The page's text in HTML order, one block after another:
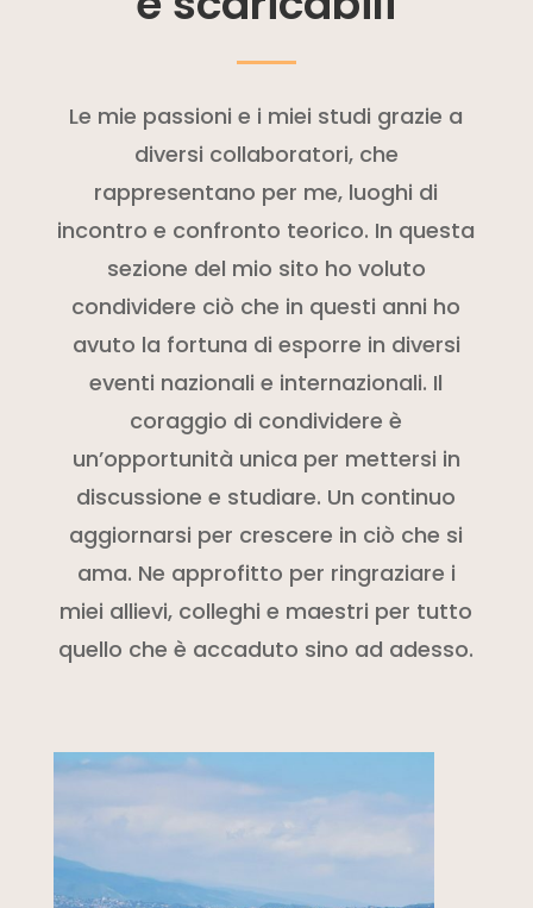
Le mie passioni e i miei studi grazie a
diversi collaboratori, che
rappresentano per me, luoghi di
incontro e confronto teorico. In questa
sezione del mio sito ho voluto
condividere ciò che in questi anni ho
avuto la fortuna di esporre in diversi
eventi nazionali e internazionali. Il
coraggio di condividere è
un’opportunità unica per mettersi in
discussione e studiare. Un continuo
aggiornarsi per crescere in ciò che si
ama. Ne approfitto per ringraziare i
miei allievi, colleghi e maestri per tutto
quello che è accaduto sino ad adesso.